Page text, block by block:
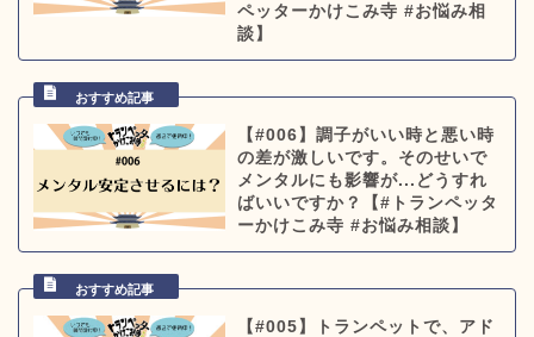
ペッターかけこみ寺 #お悩み相
談】
【#006】調子がいい時と悪い時
の差が激しいです。そのせいで
メンタルにも影響が...どうすれ
ばいいですか？【#トランペッタ
ーかけこみ寺 #お悩み相談】
【#005】トランペットで、アド
TOP ◎